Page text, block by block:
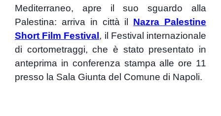
Mediterraneo, apre il suo sguardo alla
Palestina: arriva in città il Nazra Palestine
Short Film Festival , il Festival internazionale
di cortometraggi, che è stato presentato in
anteprima in conferenza stampa alle ore 11
presso la Sala Giunta del Comune di Napoli.